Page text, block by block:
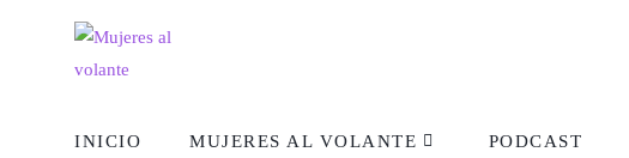
INICIO MUJERES AL VOLANTE PODCAST